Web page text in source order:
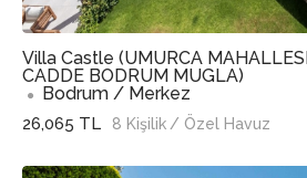
Villa Castle (UMURCA
CADDE BODRUM MUGLA)
Bodrum / Merkez
26,065 TL 8 Kişilik / Özel Havuz